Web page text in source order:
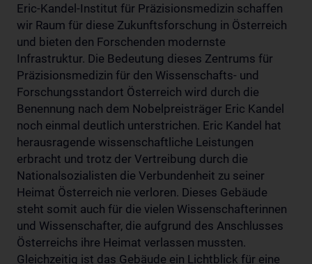
Eric-Kandel-Institut für Präzisionsmedizin schaffen
wir Raum für diese Zukunftsforschung in Österreich
und bieten den Forschenden modernste
Infrastruktur. Die Bedeutung dieses Zentrums für
Präzisionsmedizin für den Wissenschafts- und
Forschungsstandort Österreich wird durch die
Benennung nach dem Nobelpreisträger Eric Kandel
noch einmal deutlich unterstrichen. Eric Kandel hat
herausragende wissenschaftliche Leistungen
erbracht und trotz der Vertreibung durch die
Nationalsozialisten die Verbundenheit zu seiner
Heimat Österreich nie verloren. Dieses Gebäude
steht somit auch für die vielen Wissenschafterinnen
und Wissenschafter, die aufgrund des Anschlusses
Österreichs ihre Heimat verlassen mussten.
Gleichzeitig ist das Gebäude ein Lichtblick für eine